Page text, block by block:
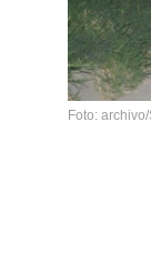
Foto: